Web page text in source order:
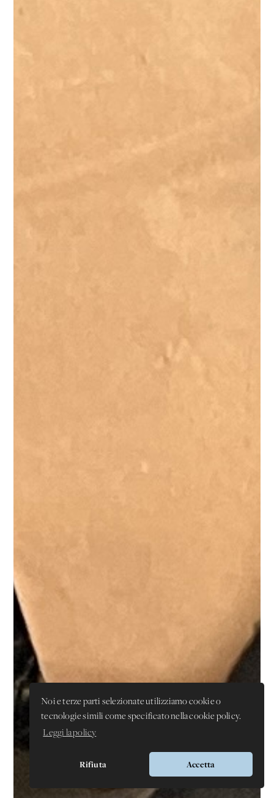
Noi e terze parti selezionate utilizziamo cookie o
tecnologie simili come specificato nella cookie policy.
Leggi la policy
Rifiuta Accetta